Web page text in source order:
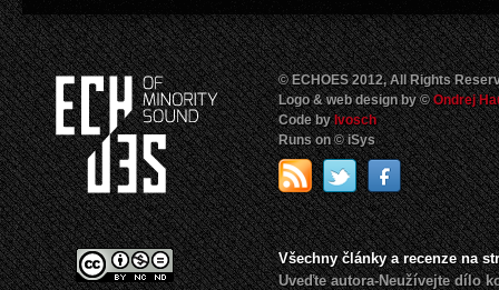
© ECHOES 2012, All Rights
Logo & web design by ©Ondrej
Code by Ivosch
Runs on © iSys
Všechny články a recenze na
Uveďte autora-Neužívejte dílo